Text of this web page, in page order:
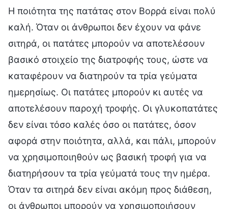
Η ποιότητα της πατάτας στον Βορρά είναι πολύ
καλή. Όταν οι άνθρωποι δεν έχουν να φάνε
σιτηρά, οι πατάτες μπορούν να αποτελέσουν
βασικό στοιχείο της διατροφής τους, ώστε να
καταφέρουν να διατηρούν τα τρία γεύματα
ημερησίως. Οι πατάτες μπορούν κι αυτές να
αποτελέσουν παροχή τροφής. Οι γλυκοπατάτες
δεν είναι τόσο καλές όσο οι πατάτες, όσον
αφορά στην ποιότητα, αλλά, και πάλι, μπορούν
να χρησιμοποιηθούν ως βασική τροφή για να
διατηρήσουν τα τρία γεύματά τους την ημέρα.
Όταν τα σιτηρά δεν είναι ακόμη προς διάθεση,
οι άνθρωποι μπορούν να χρησιμοποιήσουν